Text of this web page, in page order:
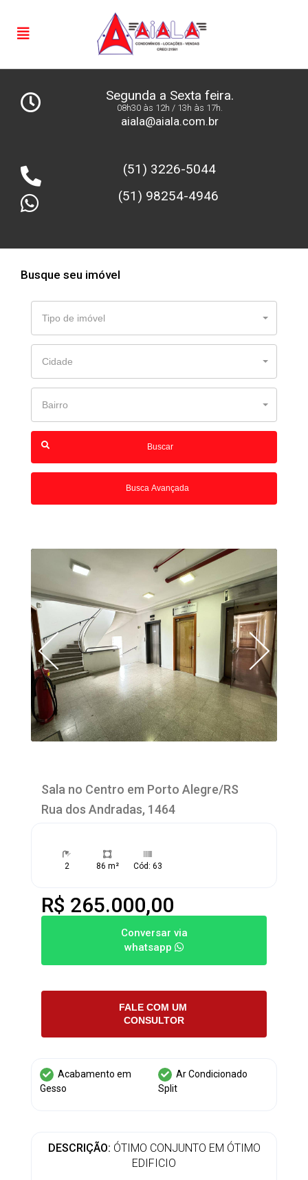
Segunda a Sexta feira.
08h30 às 12h / 13h às 17h.
aiala@aiala.com.br
(51) 3226-5044
(51) 98254-4946
Busque seu imóvel
Tipo de imóvel
Cidade
Bairro
Buscar
Busca Avançada
Sala no Centro em Porto Alegre/RS
Rua dos Andradas, 1464
2 86 m² Cód: 63
R$ 265.000,00
Conversar via
whatsapp
FALE COM UM
CONSULTOR
Acabamento em
Gesso
Ar Condicionado
Split
DESCRIÇÃO: ÓTIMO CONJUNTO EM ÓTIMO
EDIFICIO